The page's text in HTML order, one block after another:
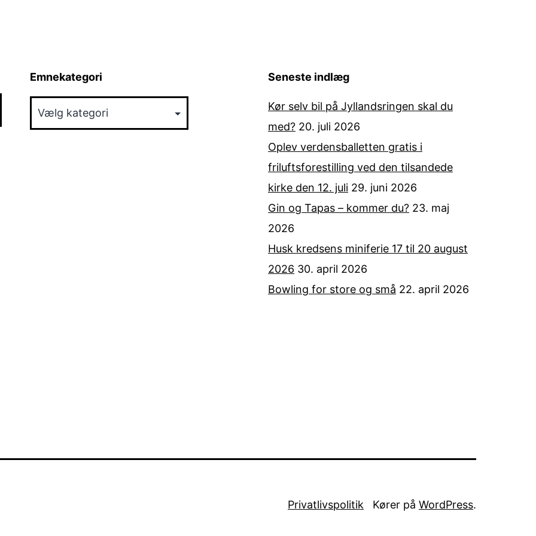
Emnekategori Seneste indlæg
Kør selv bil på Jyllandsringen skal du
med? 20. juli 2026
Oplev verdensballetten gratis i
friluftsforestilling ved den tilsandede
kirke den 12. juli 29. juni 2026
Gin og Tapas – kommer du? 23. maj
2026
Husk kredsens miniferie 17 til 20 august
2026 30. april 2026
Bowling for store og små 22. april 2026
Privatlivspolitik Kører på WordPress.